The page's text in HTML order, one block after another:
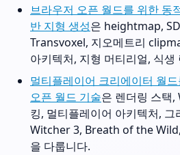
브라우저 오픈 월드를 위한 동
반 지형 생성은 heightmap,
Transvoxel, 지오메트리
아키텍처, 지형 머티리얼, 식생
멀티플레이어 크리에이터 월
오픈 월드 기술은 렌더링 스택,
킹, 멀티플레이어 아키텍처,
Witcher 3, Breath of the
을 다룹니다.